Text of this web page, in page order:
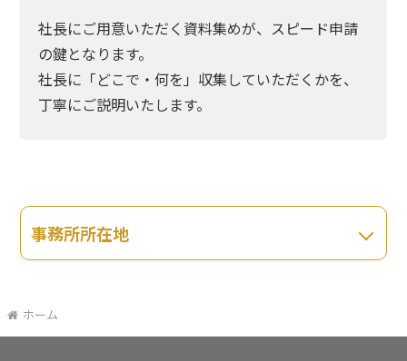
社長にご用意いただく資料集めが、スピード申請
の鍵となります。
社長に「どこで・何を」収集していただくかを、
丁寧にご説明いたします。
事務所所在地
ホーム